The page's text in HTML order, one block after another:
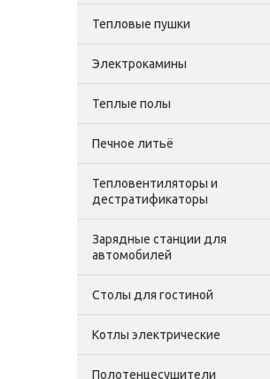
Тепловые пушки
Электрокамины
Теплые полы
Печное литьё
Тепловентиляторы и
дестратификаторы
Зарядные станции для
автомобилей
Столы для гостиной
Котлы электрические
Полотенцесушители
0,00 руб.
335,00 руб.
mini черный
Акция
3 100,00 руб.